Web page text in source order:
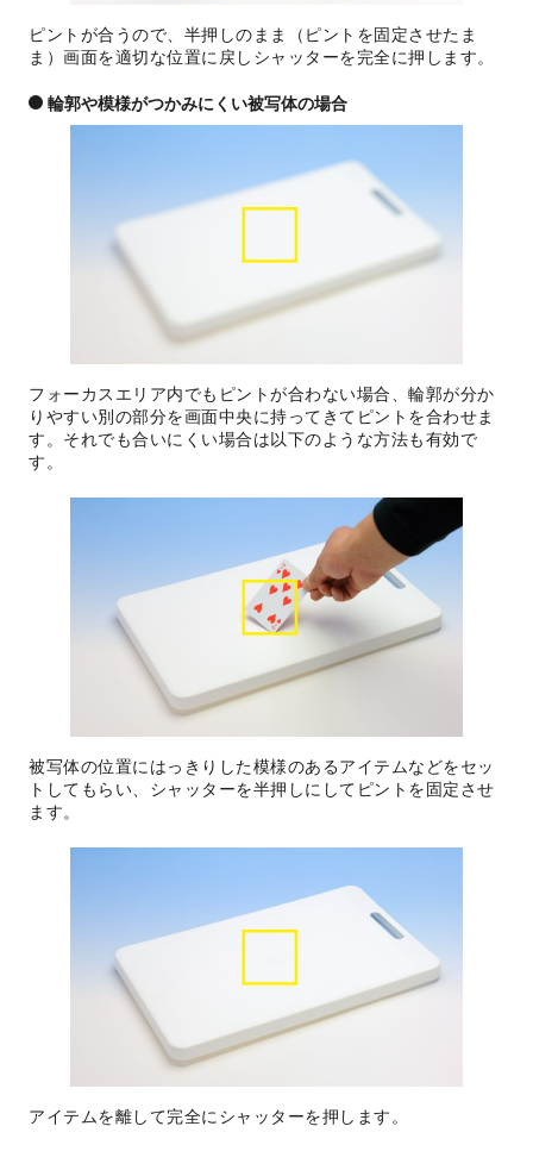
ピントが合うので、半押しのまま（ピントを固定させたま
ま）画面を適切な位置に戻しシャッターを完全に押します。
輪郭や模様がつかみにくい被写体の場合
フォーカスエリア内でもピントが合わない場合、輪郭が分か
りやすい別の部分を画面中央に持ってきてピントを合わせま
す。それでも合いにくい場合は以下のような方法も有効で
す。
被写体の位置にはっきりした模様のあるアイテムなどをセッ
トしてもらい、シャッターを半押しにしてピントを固定させ
ます。
アイテムを離して完全にシャッターを押します。